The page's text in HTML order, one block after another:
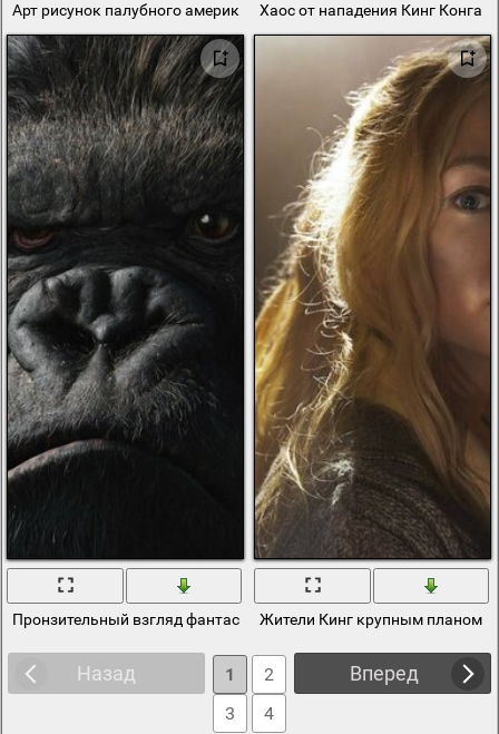
Арт рисунок палубного американского вертолёта си кинг
Хаос от нападения Кинг Конга
Пронзительный взгляд фантастического кинг-конга
Жители Кинг крупным планом
Назад Вперед
1
2
3
4